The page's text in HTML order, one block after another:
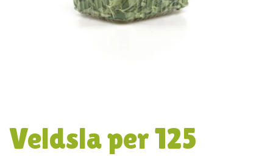
Veldsla per 125